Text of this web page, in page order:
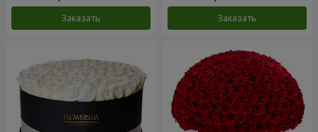
Заказать Заказать